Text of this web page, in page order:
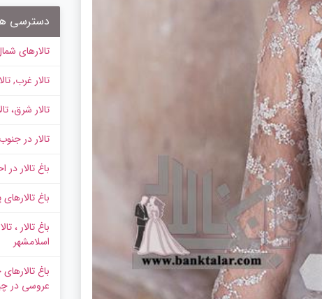
دسترسی
تالارهای
تالار غرب,
تالار شرق،
تالار در
باغ تالار
باغ
باغ تالار ،
اسلامشهر
باغ
عروسی در